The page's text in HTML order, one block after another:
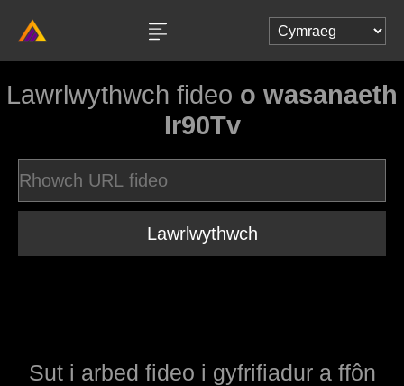
Lawrlwythwch fideo o wasanaeth
Ir90Tv
Lawrlwythwch
Sut i arbed fideo i gyfrifiadur a ffôn